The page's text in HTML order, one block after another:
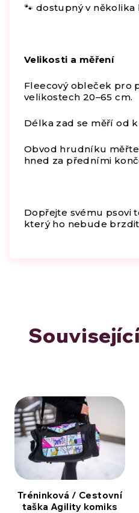
🐾 dostupný v několika
Velikosti a měření
Fleecový obleček pro
velikostech 20–65 cm.
Délka zad se měří od
Obvod hrudníku
hned za předními
Dopřejte svému psovi
který ho nebude
Tréninková / Cestovní
taška Agility komiks